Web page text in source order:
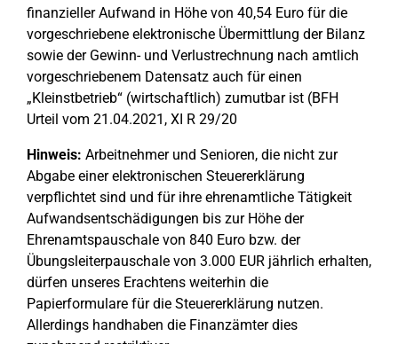
finanzieller Aufwand in Höhe von 40,54 Euro für die
vorgeschriebene elektronische Übermittlung der Bilanz
sowie der Gewinn- und Verlustrechnung nach amtlich
vorgeschriebenem Datensatz auch für einen
„Kleinstbetrieb“ (wirtschaftlich) zumutbar ist (BFH
Urteil vom 21.04.2021, XI R 29/20
Hinweis: Arbeitnehmer und Senioren, die nicht zur
Abgabe einer elektronischen Steuererklärung
verpflichtet sind und für ihre ehrenamtliche Tätigkeit
Aufwandsentschädigungen bis zur Höhe der
Ehrenamtspauschale von 840 Euro bzw. der
Übungsleiterpauschale von 3.000 EUR jährlich erhalten,
dürfen unseres Erachtens weiterhin die
Papierformulare für die Steuererklärung nutzen.
Allerdings handhaben die Finanzämter dies